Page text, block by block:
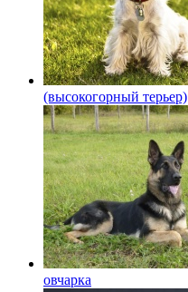
(высокогорный терьер)
овчарка